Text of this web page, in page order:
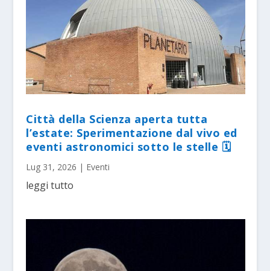
Città della Scienza aperta tutta
l’estate: Sperimentazione dal vivo ed
eventi astronomici sotto le stelle 🗓
Lug 31, 2026 | Eventi
leggi tutto